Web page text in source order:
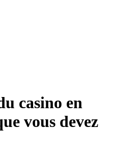
casino en
vous devez